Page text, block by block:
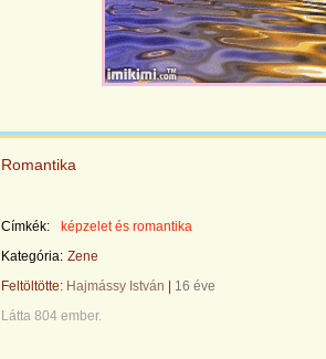
Romantika
Címkék:
képzelet és romantika
Kategória: Zene
Feltöltötte: Hajmássy István
16 éve
Látta 804 ember.